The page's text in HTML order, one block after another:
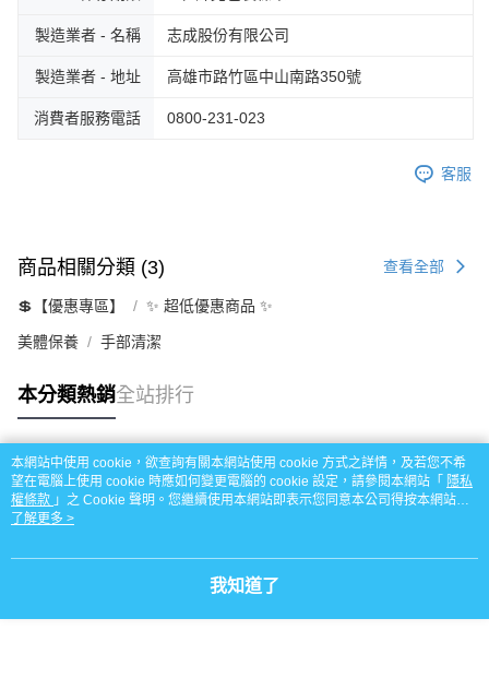
製造業者 - 名稱 志成股份有限公司
製造業者 - 地址 高雄市路竹區中山南路350號
消費者服務電話 0800-231-023
客服
商品相關分類 (3) 查看全部
💲【優惠專區】 ✨ 超低優惠商品 ✨
美體保養 手部清潔
本分類熱銷全站排行
熱門標籤
本網站中使用 cookie，欲查詢有關本網站使用 cookie 方式之詳情，及若您不希
望在電腦上使用 cookie 時應如何變更電腦的 cookie 設定，請參閱本網站「 隱私
權條款 」之 Cookie 聲明。您繼續使用本網站即表示您同意本公司得按本網站使
用條款之 Cookie 聲明使用 cookie。
了解更多 >
我知道了